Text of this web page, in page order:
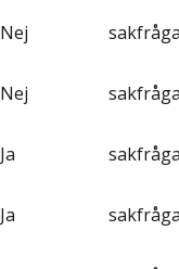
Nej
Nej
Ja
Ja